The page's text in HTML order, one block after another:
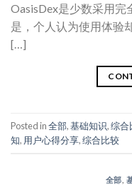
OasisDex是少数采用完
是，个人认为使用体验
[…]
Posted in全部,基础知识,综合
知, 用户心得分享,综合比较
全部